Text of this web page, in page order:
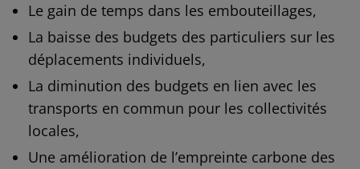
Le gain de temps dans les embouteillages,
La baisse des budgets des particuliers sur les
déplacements individuels,
La diminution des budgets en lien avec les
transports en commun pour les collectivités
locales,
Une amélioration de l’empreinte carbone des